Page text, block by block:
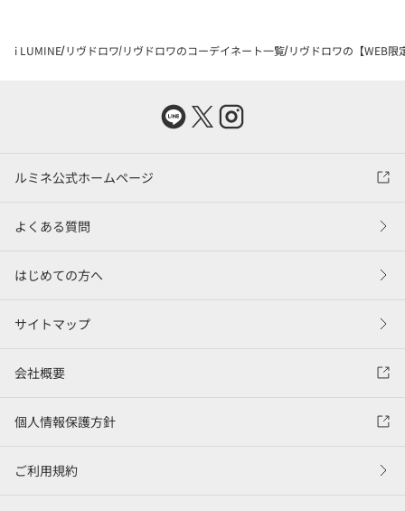
i LUMINE リヴドロワ リヴドロワのコーデイネート一覧 リヴドロワの【WEB限
ルミネ公式ホームページ
よくある質問
はじめての方へ
サイトマップ
会社概要
個人情報保護方針
ご利用規約